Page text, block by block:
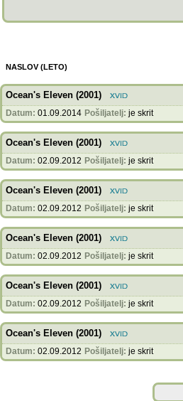
NASLOV (LETO)
Ocean's Eleven (2001)
Datum: 01.09.2014 Pošiljatelj: je skrit
Ocean's Eleven (2001)
Datum: 02.09.2012 Pošiljatelj: je skrit
Ocean's Eleven (2001)
Datum: 02.09.2012 Pošiljatelj: je skrit
Ocean's Eleven (2001)
Datum: 02.09.2012 Pošiljatelj: je skrit
Ocean's Eleven (2001)
Datum: 02.09.2012 Pošiljatelj: je skrit
Ocean's Eleven (2001)
Datum: 02.09.2012 Pošiljatelj: je skrit